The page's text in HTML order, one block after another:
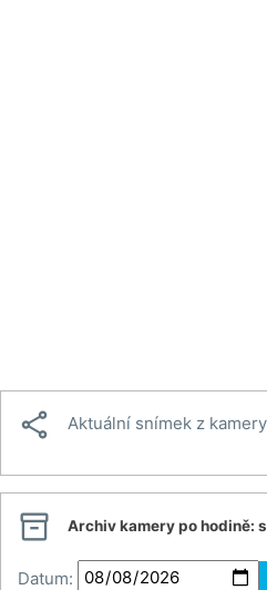
 Aktuální snímek z
 Archiv kamery po hodině:
Datum: